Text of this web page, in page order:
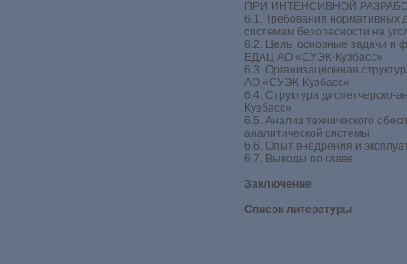
ПРИ ИНТЕНСИВНОЙ
6.1. Требования нормативных
системам безопасности на
6.2. Цель, основные задачи и
ЕДАЦ АО «СУЭК-Кузбасс»
6.3. Организационная
АО «СУЭК-Кузбасс»
6.4. Структура
Кузбасс»
6.5. Анализ технического
аналитической системы
6.6. Опыт внедрения и
6.7. Выводы по главе
Заключение
Список литературы